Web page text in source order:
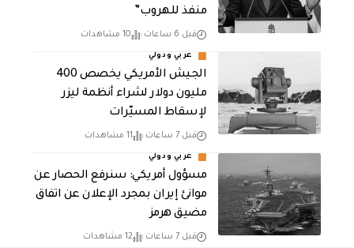
منفذ للهروب”
قبل 6 ساعات 10 مشاهدات
عربي ودولي
الجيش الأمريكي يخصص 400
مليون دولار لشراء أنظمة ليزر
لإسقاط المسيّرات
قبل 7 ساعات 11 مشاهدات
عربي ودولي
مسؤول أمريكي: سنرفع الحصار عن
موانئ إيران بمجرد الإعلان عن اتفاق
مضيق هرمز
قبل 7 ساعات 12 مشاهدات